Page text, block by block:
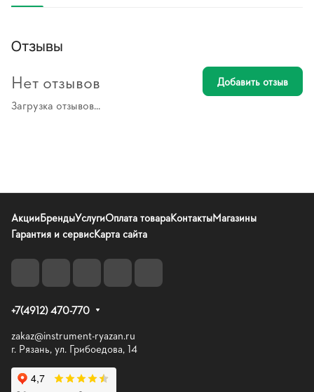
Отзывы
Загрузка отзывов...
Нет отзывов Добавить отзыв
АкцииБрендыУслугиОплата товараКонтактыМагазины
Гарантия и сервисКарта сайта
+7(4912) 470-770
zakaz@instrument-ryazan.ru
г. Рязань, ул. Грибоедова, 14